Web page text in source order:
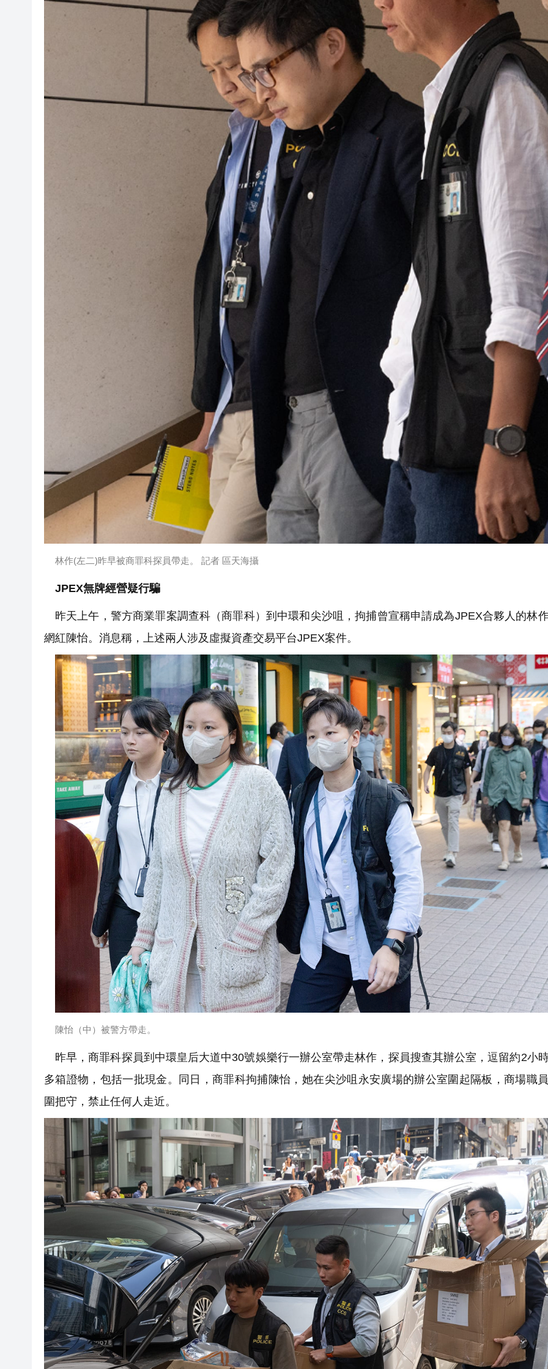
林作(左二)昨早被商罪科探員帶走。 記者 區天海攝
JPEX無牌經營疑行騙
昨天上午，警方商業罪案調查科（商罪科）到中環和尖沙咀，拘捕曾宣稱申請成為JPEX合夥人的林
網紅陳怡。消息稱，上述兩人涉及虛擬資產交易平台JPEX案件。
陳怡（中）被警方帶走。
昨早，商罪科探員到中環皇后大道中30號娛樂行一辦公室帶走林作，探員搜查其辦公室，逗留約2小
多箱證物，包括一批現金。同日，商罪科拘捕陳怡，她在尖沙咀永安廣場的辦公室圍起隔板，商場職
圍把守，禁止任何人走近。